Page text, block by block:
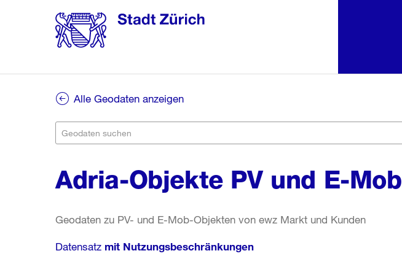
Alle Geodaten anzeigen
Adria-Objekte PV und E-Mob
Geodaten zu PV- und E-Mob-Objekten von ewz Markt und Kunden
Datensatz mit Nutzungsbeschränkungen